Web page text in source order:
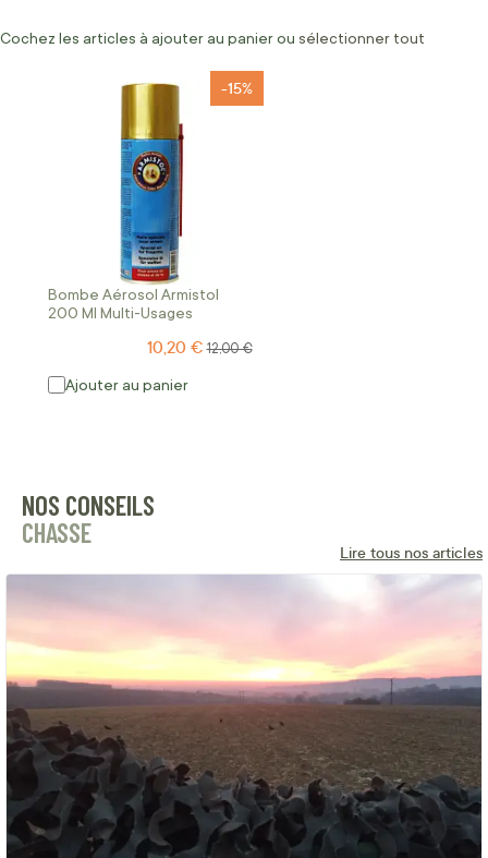
Cochez les articles à ajouter au panier ou sélectionner tout
Bombe Aérosol Armistol
200 Ml Multi-Usages
-15%
Prix Spécial
10,20 € Prix normal
12,00 €
Ajouter au panier
NOS CONSEILS
CHASSE
Lire tous nos articles